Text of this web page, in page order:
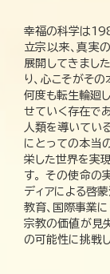
幸福の科学は
立宗以来、真実
展開してきまし
り、心こそがそ
何度も転生輪廻
せていく存在で
人類を導いてい
にとっての本当
栄した世界を実
す。 その使命の
ディアによる啓
教育、国際事業
宗教の価値が見
の可能性に挑戦